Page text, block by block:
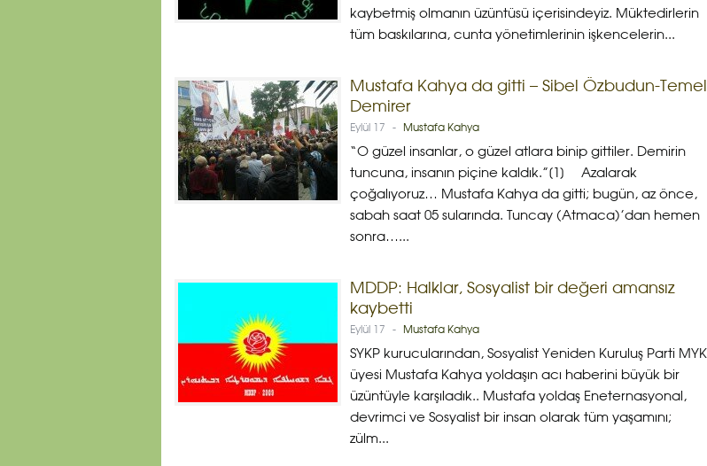
kaybetmiş olmanın üzüntüsü içerisindeyiz. Müktedirlerin
tüm baskılarına, cunta yönetimlerinin işkencelerin...
Mustafa Kahya da gitti – Sibel Özbudun-Temel
Demirer
Eylül 17 - Mustafa Kahya
“O güzel insanlar, o güzel atlara binip gittiler. Demirin
tuncuna, insanın piçine kaldık.”[1] Azalarak
çoğalıyoruz… Mustafa Kahya da gitti; bugün, az önce,
sabah saat 05 sularında. Tuncay (Atmaca)’dan hemen
sonra…...
MDDP: Halklar, Sosyalist bir değeri amansız
kaybetti
Eylül 17 - Mustafa Kahya
SYKP kurucularından, Sosyalist Yeniden Kuruluş Parti MYK
üyesi Mustafa Kahya yoldaşın acı haberini büyük bir
üzüntüyle karşıladık.. Mustafa yoldaş Eneternasyonal,
devrimci ve Sosyalist bir insan olarak tüm yaşamını;
zülm...